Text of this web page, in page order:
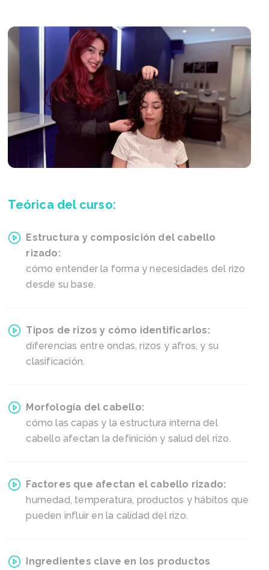
Teórica del curso:
Estructura y composición del cabello
rizado:
cómo entender la forma y necesidades del rizo
desde su base.
Tipos de rizos y cómo identificarlos:
diferencias entre ondas, rizos y afros, y su
clasificación.
Morfología del cabello:
cómo las capas y la estructura interna del
cabello afectan la definición y salud del rizo.
Factores que afectan el cabello rizado:
humedad, temperatura, productos y hábitos que
pueden influir en la calidad del rizo.
Ingredientes clave en los productos